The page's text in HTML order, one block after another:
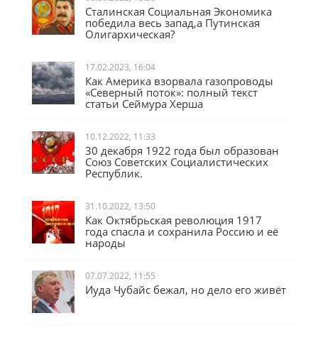
08.06.2023, 16:38
Сталинская Социальная Экономика
победила весь запад,а Путинская
Олигархическая?
17.02.2023, 16:04
Как Америка взорвала газопроводы
«Северный поток»: полный текст
статьи Сеймура Херша
10.12.2022, 11:33
30 декабря 1922 года был образован
Союз Советских Социалистических
Республик.
31.10.2022, 13:50
Как Октябрьская революция 1917
года спасла и сохранила Россию и её
народы
07.07.2022, 11:55
Иуда Чубайс бежал, но дело его живёт